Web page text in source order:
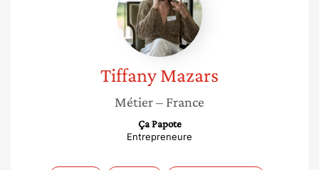
TiffanyMazars
Métier– France
Ça Papote
Entrepreneure